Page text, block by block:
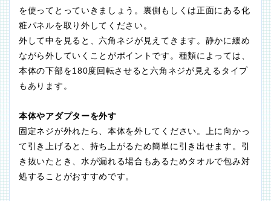
を使ってとっていきましょう。裏側もしくは正面にある化
粧パネルを取り外してください。
外して中を見ると、六角ネジが見えてきます。静かに緩め
ながら外していくことがポイントです。種類によっては、
本体の下部を180度回転させると六角ネジが見えるタイプ
もあります。
本体やアダプターを外す
固定ネジが外れたら、本体を外してください。上に向かっ
て引き上げると、持ち上がるため簡単に引き出せます。引
き抜いたとき、水が漏れる場合もあるためタオルで包み対
処することがおすすめです。